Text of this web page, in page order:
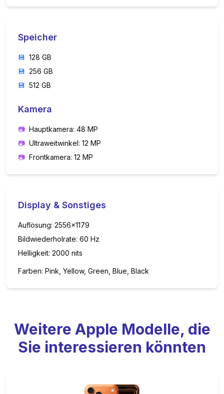
Speicher
💾 128 GB
💾 256 GB
💾 512 GB
Kamera
📷 Hauptkamera: 48 MP
📷 Ultraweitwinkel: 12 MP
📷 Frontkamera: 12 MP
Display & Sonstiges
Auflösung: 2556x1179
Bildwiederholrate: 60 Hz
Helligkeit: 2000 nits
Farben: Pink, Yellow, Green, Blue, Black
Weitere Apple Modelle, die
Sie interessieren könnten